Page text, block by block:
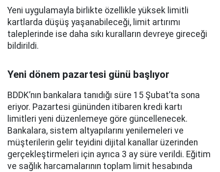
Yeni uygulamayla birlikte özellikle yüksek limitli
kartlarda düşüş yaşanabileceği, limit artırımı
taleplerinde ise daha sıkı kuralların devreye gireceği
bildirildi.
Yeni dönem pazartesi günü başlıyor
BDDK’nın bankalara tanıdığı süre 15 Şubat’ta sona
eriyor. Pazartesi gününden itibaren kredi kartı
limitleri yeni düzenlemeye göre güncellenecek.
Bankalara, sistem altyapılarını yenilemeleri ve
müşterilerin gelir teyidini dijital kanallar üzerinden
gerçekleştirmeleri için ayrıca 3 ay süre verildi. Eğitim
ve sağlık harcamalarının toplam limit hesabında